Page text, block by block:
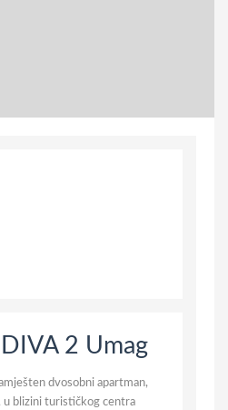
2 Umag
dvosobni apartman,
u blizini turističkog centra